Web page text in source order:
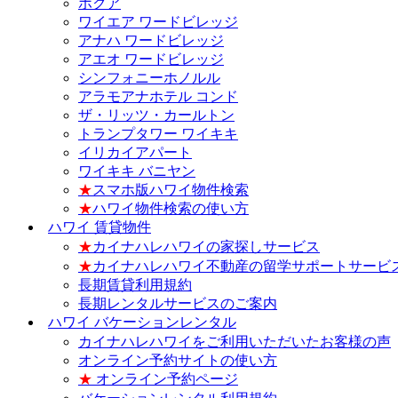
ホクア
ワイエア ワードビレッジ
アナハ ワードビレッジ
アエオ ワードビレッジ
シンフォニーホノルル
アラモアナホテル コンド
ザ・リッツ・カールトン
トランプタワー ワイキキ
イリカイアパート
ワイキキ バニヤン
★スマホ版ハワイ物件検索
★ハワイ物件検索の使い方
ハワイ 賃貸物件
★カイナハレハワイの家探しサービス
★カイナハレハワイ不動産の留学サポートサービ
長期賃貸利用規約
長期レンタルサービスのご案内
ハワイ バケーションレンタル
カイナハレハワイをご利用いただいたお客様の声
オンライン予約サイトの使い方
★ オンライン予約ページ